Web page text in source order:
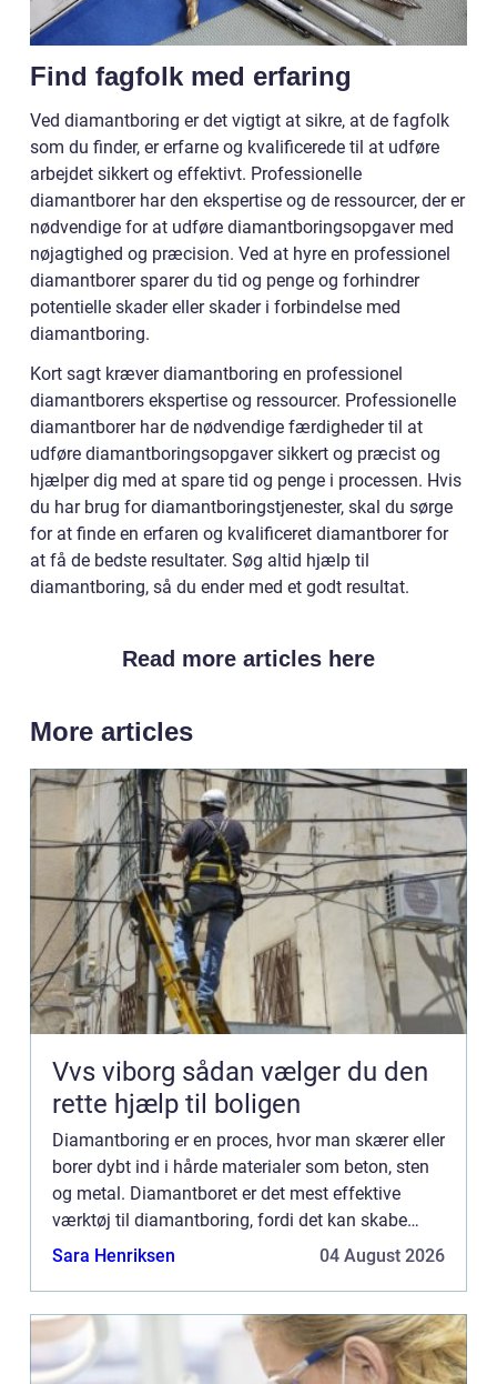
Find fagfolk med erfaring
Ved diamantboring er det vigtigt at sikre, at de fagfolk
som du finder, er erfarne og kvalificerede til at udføre
arbejdet sikkert og effektivt. Professionelle
diamantborer har den ekspertise og de ressourcer, der er
nødvendige for at udføre diamantboringsopgaver med
nøjagtighed og præcision. Ved at hyre en professionel
diamantborer sparer du tid og penge og forhindrer
potentielle skader eller skader i forbindelse med
diamantboring.
Kort sagt kræver diamantboring en professionel
diamantborers ekspertise og ressourcer. Professionelle
diamantborer har de nødvendige færdigheder til at
udføre diamantboringsopgaver sikkert og præcist og
hjælper dig med at spare tid og penge i processen. Hvis
du har brug for diamantboringstjenester, skal du sørge
for at finde en erfaren og kvalificeret diamantborer for
at få de bedste resultater. Søg altid hjælp til
diamantboring, så du ender med et godt resultat.
Read more articles here
More articles
Vvs viborg sådan vælger du den
rette hjælp til boligen
Diamantboring er en proces, hvor man skærer eller
borer dybt ind i hårde materialer som beton, sten
og metal. Diamantboret er det mest effektive
værktøj til diamantboring, fordi det kan skabe
præcise og nøjagtige huller i selv de hårdeste
Sara Henriksen 04 August 2026